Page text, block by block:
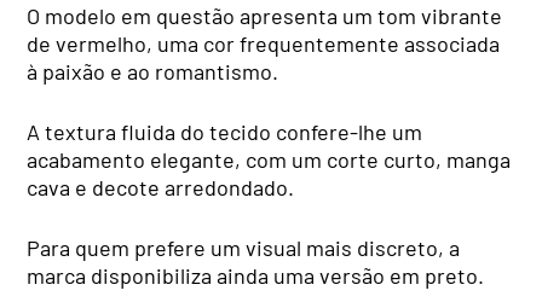
O modelo em questão apresenta um tom vibrante
de vermelho, uma cor frequentemente associada
à paixão e ao romantismo.
A textura fluida do tecido confere-lhe um
acabamento elegante, com um corte curto, manga
cava e decote arredondado.
Para quem prefere um visual mais discreto, a
marca disponibiliza ainda uma versão em preto.